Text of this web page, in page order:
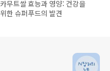
카무트쌀 효능과 영양: 건강을
위한 슈퍼푸드의 발견